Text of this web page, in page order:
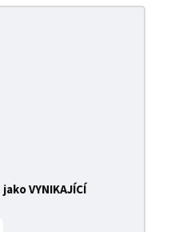
VYNIKAJÍCÍ